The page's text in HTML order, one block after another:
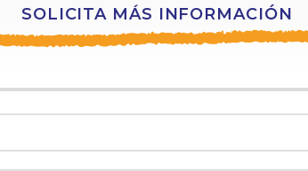
SOLICITA MÁS INFORMACIÓN